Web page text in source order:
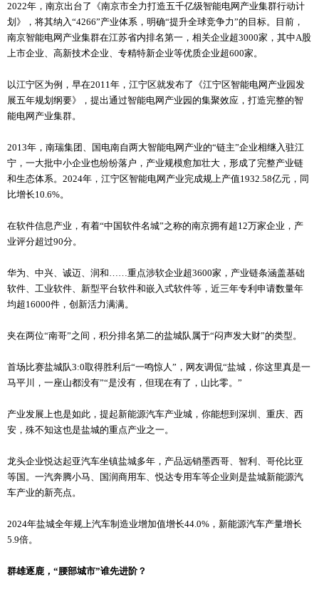
2022年，南京出台了《南京市全力打造五千亿级智能电网产业集群行动计
划》，将其纳入“4266”产业体系，明确“提升全球竞争力”的目标。目前，
南京智能电网产业集群在江苏省内排名第一，相关企业超3000家，其中A股
上市企业、高新技术企业、专精特新企业等优质企业超600家。
以江宁区为例，早在2011年，江宁区就发布了《江宁区智能电网产业园发
展五年规划纲要》，提出通过智能电网产业园的集聚效应，打造完整的智
能电网产业集群。
2013年，南瑞集团、国电南自两大智能电网产业的“链主”企业相继入驻江
宁，一大批中小企业也纷纷落户，产业规模愈加壮大，形成了完整产业链
和生态体系。2024年，江宁区智能电网产业完成规上产值1932.58亿元，同
比增长10.6%。
在软件信息产业，有着“中国软件名城”之称的南京拥有超12万家企业，产
业评分超过90分。
华为、中兴、诚迈、润和……重点涉软企业超3600家，产业链条涵盖基础
软件、工业软件、新型平台软件和嵌入式软件等，近三年专利申请数量年
均超16000件，创新活力满满。
夹在两位“南哥”之间，积分排名第二的盐城队属于“闷声发大财”的类型。
首场比赛盐城队3:0取得胜利后“一鸣惊人”，网友调侃“盐城，你这里真是一
马平川，一座山都没有”“是没有，但现在有了，山比零。”
产业发展上也是如此，提起新能源汽车产业城，你能想到深圳、重庆、西
安，殊不知这也是盐城的重点产业之一。
龙头企业悦达起亚汽车坐镇盐城多年，产品远销墨西哥、智利、哥伦比亚
等国。一汽奔腾小马、国润商用车、悦达专用车等企业则是盐城新能源汽
车产业的新亮点。
2024年盐城全年规上汽车制造业增加值增长44.0%，新能源汽车产量增长
5.9倍。
群雄逐鹿，“腰部城市”谁先进阶？